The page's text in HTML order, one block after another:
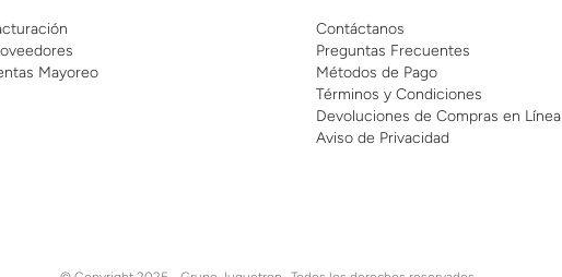
Mayoreo
Contáctanos
Preguntas Frecuentes
Métodos de Pago
Términos y Condiciones
Devoluciones de Compras en Línea
Aviso de Privacidad